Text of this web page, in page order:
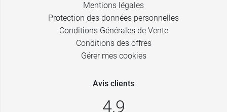
Mentions légales
Protection des données personnelles
Conditions Générales de Vente
Conditions des offres
Gérer mes cookies
Avis clients
4,9